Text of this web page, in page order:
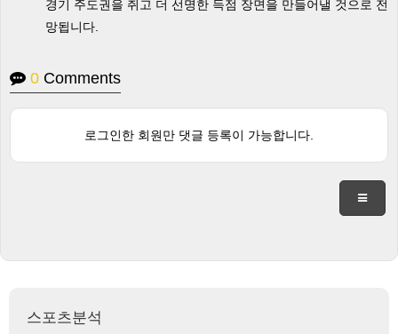
경기 주도권을 쥐고 더 선명한 득점 장면을 만들어낼 것으로 전
망됩니다.
0 Comments
로그인한 회원만 댓글 등록이 가능합니다.
스포츠분석